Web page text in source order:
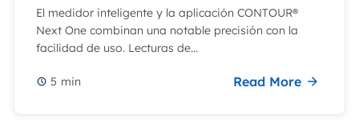
El medidor inteligente y la aplicación CONTOUR®
Next One combinan una notable precisión con la
facilidad de uso. Lecturas de...
5 min Read More